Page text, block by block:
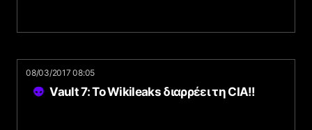
08/03/2017 08:05
Vault 7: Το Wikileaks διαρρέει τη CIA!!